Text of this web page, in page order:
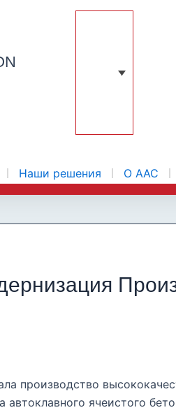
Наши решения О ААС
производство
ячеистого